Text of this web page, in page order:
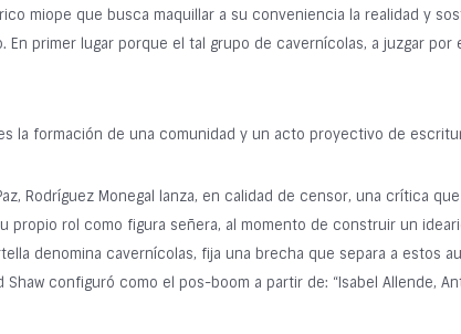
miope que busca maquillar a su conveniencia la realidad y
En primer lugar porque el tal grupo de cavernícolas, a juzgar
la formación de una comunidad y un acto proyectivo de
Rodríguez Monegal lanza, en calidad de censor, una crítica
propio rol como figura señera, al momento de construir un
denomina cavernícolas, fija una brecha que separa a estos
configuró como el pos-boom a partir de: “Isabel Allende,